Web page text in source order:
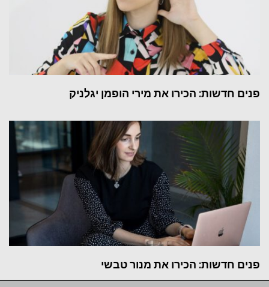
פנים חדשות: הכירו את מירי הופמן יגלניק
פנים חדשות: הכירו את מנור טבשי